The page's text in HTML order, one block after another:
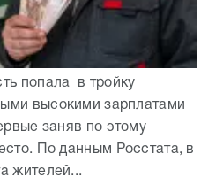
попала в тройку
высокими зарплатами
заняв по этому
По данным Росстата, в
жителей...